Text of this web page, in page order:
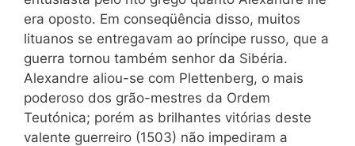
era oposto. Em conseqüência disso, muitos
lituanos se entregavam ao príncipe russo, que a
guerra tornou também senhor da Sibéria.
Alexandre aliou-se com Plettenberg, o mais
poderoso dos grão-mestres da Ordem
Teutónica; porém as brilhantes vitórias deste
valente guerreiro (1503) não impediram a